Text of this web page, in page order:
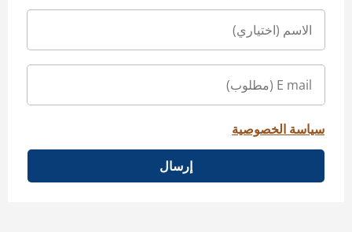
سياسة الخصوصية
إرسال